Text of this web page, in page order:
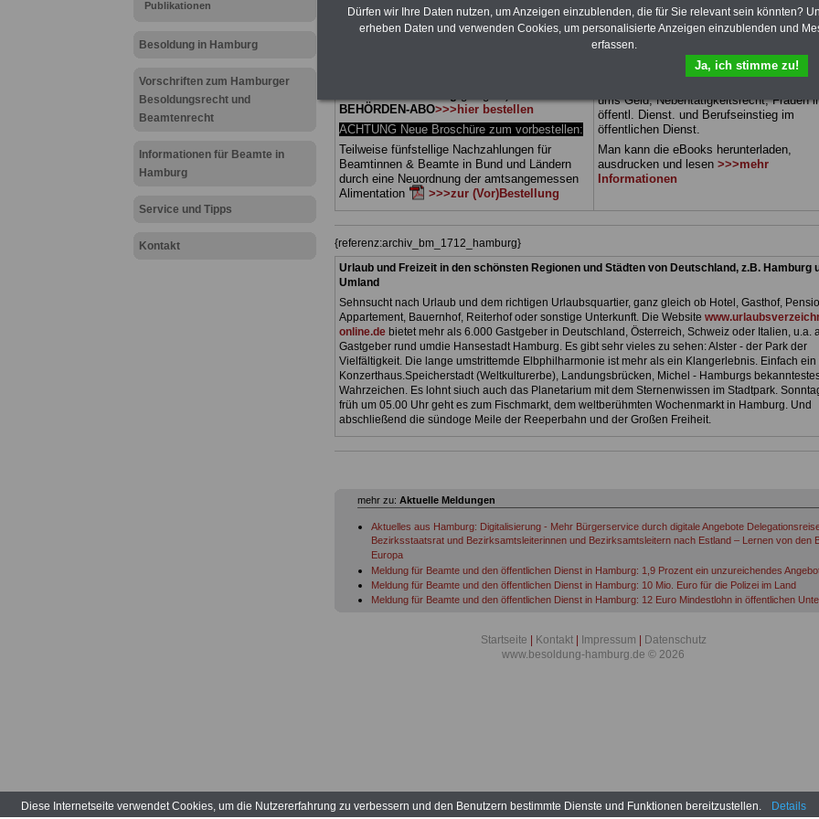
Publikationen
Besoldung in Hamburg
Vorschriften zum Hamburger
Besoldungsrecht und
Beamtenrecht
Informationen für Beamte in
Hamburg
Service und Tipps
Kontakt
(Bund/Länder) sowie Beihilferecht in Bund und
Ländern. Alle drei Ratgeber sind übersichtlich
gegliedert und erläutern auch komplizierte
BEHÖRDEN-ABO>>>hier bestellen
ACHTUNG Neue Broschüre zum vorbestellen:
Teilweise fünfstellige Nachzahlungen für
Beamtinnen & Beamte in Bund und Ländern
durch eine Neuordnung der amtsangemessen
Alimentation
>>>zur (Vor)Bestellung
Dienst Zum Komplettpreis von 15 Euro
können Sie zehn Bücher als eBook
herunterladen, auch für Beschäftigte in der
Freien- und Hansestadt Hamburg
die Bücher behandeln Beamtenrecht,
ums Geld, Nebentätigkeitsrecht, Frauen
öffentl. Dienst. und Berufseinstieg im
öffentlichen Dienst.
Man kann die eBooks herunterladen,
ausdrucken und lesen >>>mehr
Informationen
{referenz:archiv_bm_1712_hamburg}
Urlaub und Freizeit in den schönsten Regionen und Städten von Deutschland, z.B. Hamburg
Umland
Sehnsucht nach Urlaub und dem richtigen Urlaubsquartier, ganz gleich ob Hotel, Gasthof,
Appartement, Bauernhof, Reiterhof oder sonstige Unterkunft. Die Website
online.debietet mehr als 6.000 Gastgeber in Deutschland, Österreich, Schweiz oder Italien, u.a.
Gastgeber rund umdie Hansestadt Hamburg. Es gibt sehr vieles zu sehen: Alster - der Park der
Vielfältigkeit. Die lange umstrittemde Elbphilharmonie ist mehr als ein Klangerlebnis. Einfach ein
Konzerthaus.Speicherstadt (Weltkulturerbe), Landungsbrücken, Michel - Hamburgs
Wahrzeichen. Es lohnt siuch auch das Planetarium mit dem Sternenwissen im Stadtpark.
früh um 05.00 Uhr geht es zum Fischmarkt, dem weltberühmten Wochenmarkt in Hamburg. Und
abschließend die sündoge Meile der Reeperbahn und der Großen Freiheit.
mehr zu: Aktuelle Meldungen
Aktuelles aus Hamburg: Digitalisierung - Mehr Bürgerservice durch digitale Angebote
Bezirksstaatsrat und Bezirksamtsleiterinnen und Bezirksamtsleitern nach Estland – Lernen von den
Europa
Meldung für Beamte und den öffentlichen Dienst in Hamburg: 1,9 Prozent ein unzureichendes
Meldung für Beamte und den öffentlichen Dienst in Hamburg: 10 Mio. Euro für die Polizei im Land
Meldung für Beamte und den öffentlichen Dienst in Hamburg: 12 Euro Mindestlohn in öffentlichen
Meldung für Beamte und den öffentlichen Dienst in Hamburg: Aktion zur Tarifrunde öffentlicher Dienst
Meldung für Beamte und den öffentlichen Dienst in Hamburg: Anonyme Befragung zum Hintergrund der
Meldung für Beamte und den öffentlichen Dienst in Hamburg: Beamte wollen Verfassungsgericht
Meldung für Beamte und den öffentlichen Dienst in Hamburg: Beamtenbezüge sollen steigen
Startseite Kontakt Impressum
Datenschutz
www.besoldung-hamburg.de © 2026
Dürfen wir Ihre Daten nutzen, um Anzeigen einzublenden, die für Sie relevant sein könnten?
erheben Daten und verwenden Cookies, um personalisierte Anzeigen einzublenden und
erfassen.
Ja, ich stimme zu!
Diese Internetseite verwendet Cookies, um die Nutzererfahrung zu verbessern und den Benutzern bestimmte Dienste und Funktionen bereitzustellen. Details